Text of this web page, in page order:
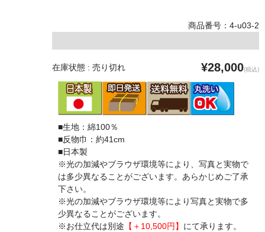
商品番号：4-u03-2
在庫状態 : 売り切れ ¥28,000(税込)
■生地：綿100％
■反物巾：約41cm
■日本製
※光の加減やブラウザ環境等により、写真と実物で
は多少異なることがございます。あらかじめご了承
下さい。
※光の加減やブラウザ環境等により写真と実物で多
少異なることがございます。
※お仕立代は別途 【＋10,500円】 にて承ります。